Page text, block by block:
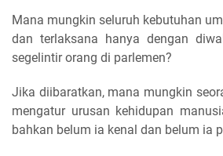
Mana mungkin seluruh kebutuhan
dan terlaksana hanya dengan
segelintir orang di parlemen?
Jika diibaratkan, mana mungkin
mengatur urusan kehidupan
bahkan belum ia kenal dan belum ia